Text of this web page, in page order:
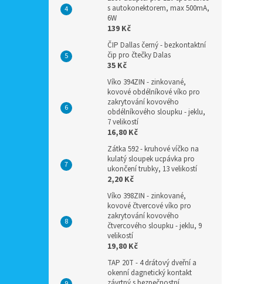
s autokonektorem, max 500mA,
6W
139 Kč
ČIP Dallas černý - bezkontaktní
čip pro čtečky Dalas
35 Kč
Víko 394ZIN - zinkované,
kovové obdélníkové víko pro
zakrytování kovového
obdélníkového sloupku - jeklu,
7 velikostí
16,80 Kč
Zátka 592 - kruhové víčko na
kulatý sloupek ucpávka pro
ukončení trubky, 13 velikostí
2,20 Kč
Víko 398ZIN - zinkované,
kovové čtvercové víko pro
zakrytování kovového
čtvercového sloupku - jeklu, 9
velikostí
19,80 Kč
TAP 20T - 4 drátový dveřní a
okenní dagnetický kontakt